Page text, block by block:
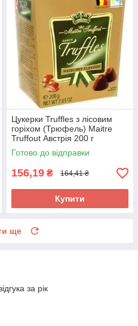
Цукерки Truffles з лісовим
горіхом (Трюфель) Maitre
Truffout Австрія 200 г
Готово до відправки
156,19 ₴ 164,41 ₴
Купити
ще
за рік